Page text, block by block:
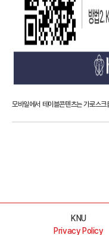
KNU
Privacy Policy